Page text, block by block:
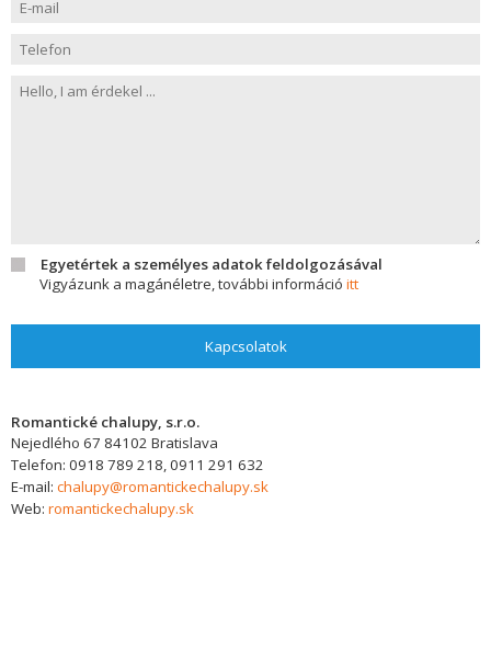
Egyetértek a személyes adatok feldolgozásával
Vigyázunk a magánéletre, további információ itt
Kapcsolatok
Romantické chalupy, s.r.o.
Nejedlého 67 84102 Bratislava
Telefon: 0918 789 218, 0911 291 632
E-mail: chalupy@romantickechalupy.sk
Web: romantickechalupy.sk